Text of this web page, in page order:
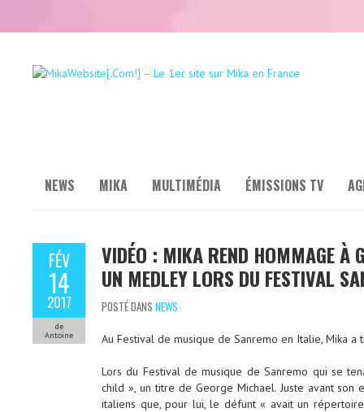
NEWS MIKA MULTIMÉDIA ÉMISSIONS TV
FÉV
14
2017
de
Antoine
VIDÉO : MIKA REND HOMMAGE À
UN MEDLEY LORS DU FESTIVAL
POSTÉ DANS NEWS
Au Festi­val de musique de Sanremo en Italie, Mika
Lors du Festi­val de musique de Sanremo qui se
child », un titre de George Michael. Juste avant
italiens que, pour lui, le défunt « avait un